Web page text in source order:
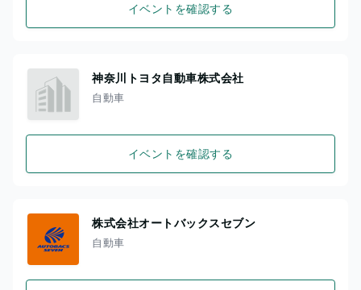
イベントを確認する
神奈川トヨタ自動車株式会社
自動車
イベントを確認する
株式会社オートバックスセブン
自動車